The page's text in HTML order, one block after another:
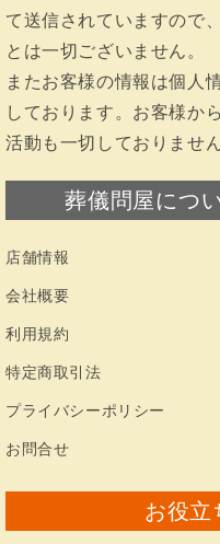
て送信されていますので
とは一切ございません。
またお客様の情報は個人
しております。お客様か
活動も一切しておりません
葬儀問屋につ
店舗情報
会社概要
利用規約
特定商取引法
プライバシーポリシー
お問合せ
お役立